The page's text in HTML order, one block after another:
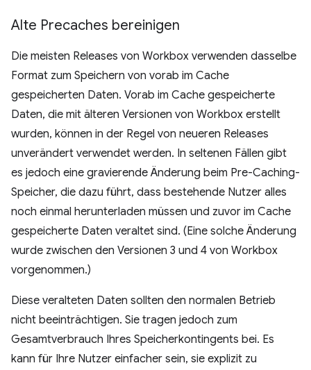
Alte Precaches bereinigen
Die meisten Releases von Workbox verwenden dasselbe
Format zum Speichern von vorab im Cache
gespeicherten Daten. Vorab im Cache gespeicherte
Daten, die mit älteren Versionen von Workbox erstellt
wurden, können in der Regel von neueren Releases
unverändert verwendet werden. In seltenen Fällen gibt
es jedoch eine gravierende Änderung beim Pre-Caching-
Speicher, die dazu führt, dass bestehende Nutzer alles
noch einmal herunterladen müssen und zuvor im Cache
gespeicherte Daten veraltet sind. (Eine solche Änderung
wurde zwischen den Versionen 3 und 4 von Workbox
vorgenommen.)
Diese veralteten Daten sollten den normalen Betrieb
nicht beeinträchtigen. Sie tragen jedoch zum
Gesamtverbrauch Ihres Speicherkontingents bei. Es
kann für Ihre Nutzer einfacher sein, sie explizit zu